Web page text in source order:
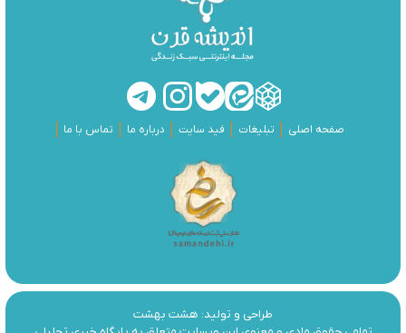
صفحه اصلی تبلیغات فید سایت درباره ما تماس با ما
طراحی و تولید: هشت بهشت